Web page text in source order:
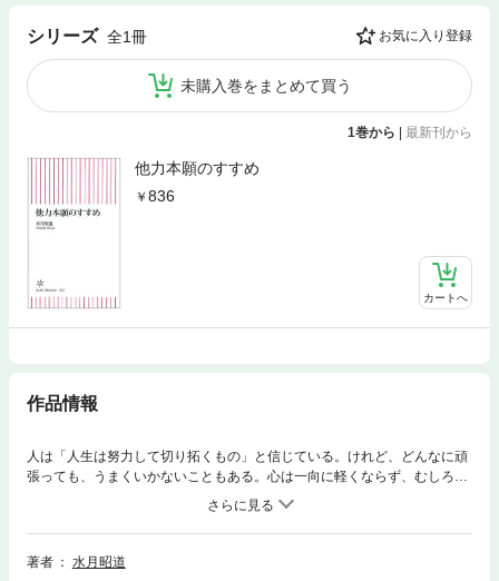
シリーズ 全1冊 お気に入り登録
未購入巻をまとめて買う
1巻から | 最新刊から
他力本願のすすめ
836
カートへ
作品情報
人は「人生は努力して切り拓くもの」と信じている。けれど、どんなに頑
張っても、うまくいかないこともある。心は一向に軽くならず、むしろ
「もっと頑張らなければ」と自分を追い込み、さらに苦しくなってしま
う。人生には成功と同じく、失敗することも多々ある。どうしても「自
力」だけでは無理なのだ。なにかが決定的に足りていない――。そんない
かんともしがたい力の作用に気づく事で、回り道のように思えた経験が生
著者
水月昭道